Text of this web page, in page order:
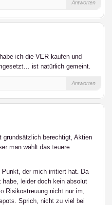
Antworten
ich die VER-kaufen und
ist natürlich gemeint.
Antworten
grundsätzlich berechtigt, Aktien
man wählt das teuere
der mich irritiert hat. Da
leider doch kein absolut
Risikostreuung nicht nur im,
Sprich, nicht zu viel bei